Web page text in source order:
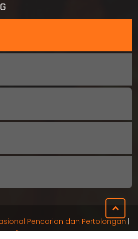
Pencarian dan Pertolongan |
RSS